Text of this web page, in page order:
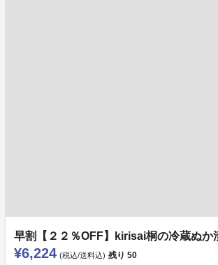
早割【２２％OFF】kirisai桐の冷蔵ぬか
¥6,224 (税込/送料込) 残り 50